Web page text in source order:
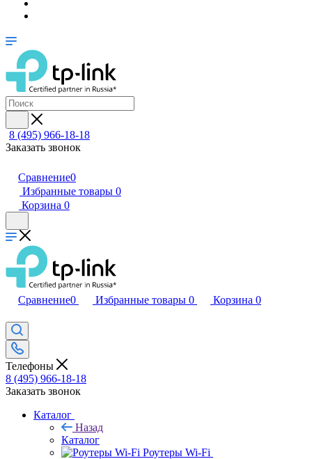
8 (495) 966-18-18
Заказать звонок
Сравнение0
Избранные товары 0
Корзина 0
Сравнение0 Избранные товары 0 Корзина 0
Телефоны
8 (495) 966-18-18
Заказать звонок
Каталог
Назад
Каталог
Роутеры Wi-Fi